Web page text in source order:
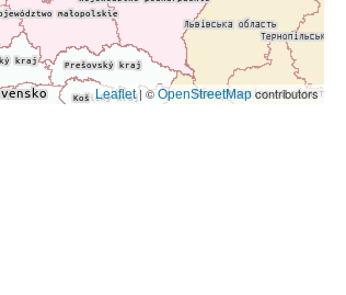
Leaflet| ©OpenStreetMapcontributors